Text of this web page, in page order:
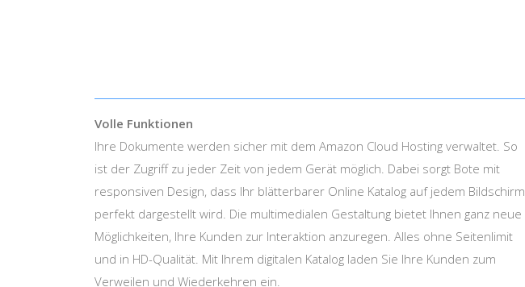
Volle Funktionen
Ihre Dokumente werden sicher mit dem Amazon Cloud Hosting verwaltet. So
ist der Zugriff zu jeder Zeit von jedem Gerät möglich. Dabei sorgt Bote mit
responsiven Design, dass Ihr blätterbarer Online Katalog auf jedem Bildschirm
perfekt dargestellt wird. Die multimedialen Gestaltung bietet Ihnen ganz neue
Möglichkeiten, Ihre Kunden zur Interaktion anzuregen. Alles ohne Seitenlimit
und in HD-Qualität. Mit Ihrem digitalen Katalog laden Sie Ihre Kunden zum
Verweilen und Wiederkehren ein.